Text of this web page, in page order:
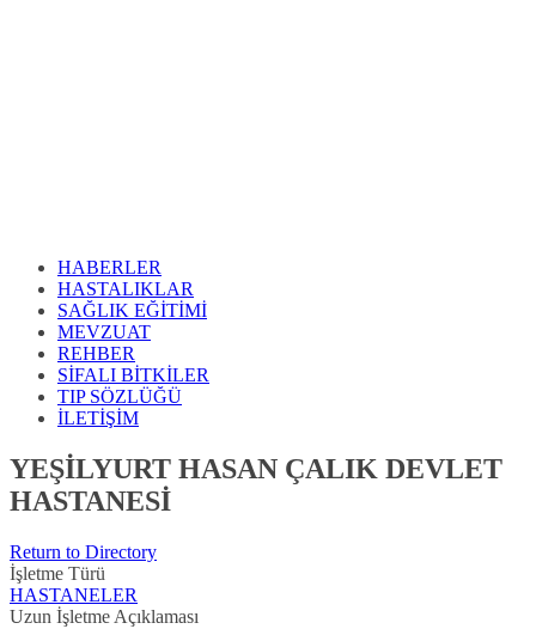
HABERLER
HASTALIKLAR
SAĞLIK EĞİTİMİ
MEVZUAT
REHBER
SİFALI BİTKİLER
TIP SÖZLÜĞÜ
İLETİŞİM
YEŞİLYURT HASAN ÇALIK DEVLET
HASTANESİ
Return to Directory
İşletme Türü
HASTANELER
Uzun İşletme Açıklaması